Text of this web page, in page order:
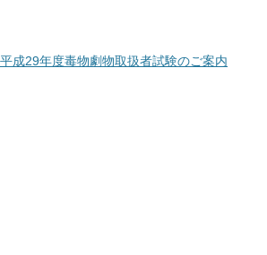
平成29年度毒物劇物取扱者試験のご案内